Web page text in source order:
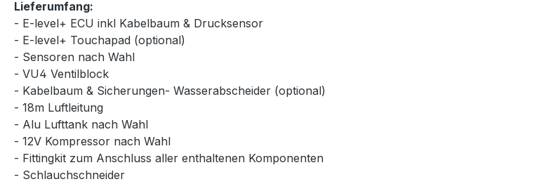
Lieferumfang:
- E-level+ ECU inkl Kabelbaum & Drucksensor
- E-level+ Touchapad (optional)
- Sensoren nach Wahl
- VU4 Ventilblock
- Kabelbaum & Sicherungen- Wasserabscheider (optional)
- 18m Luftleitung
- Alu Lufttank nach Wahl
- 12V Kompressor nach Wahl
- Fittingkit zum Anschluss aller enthaltenen Komponenten
- Schlauchschneider